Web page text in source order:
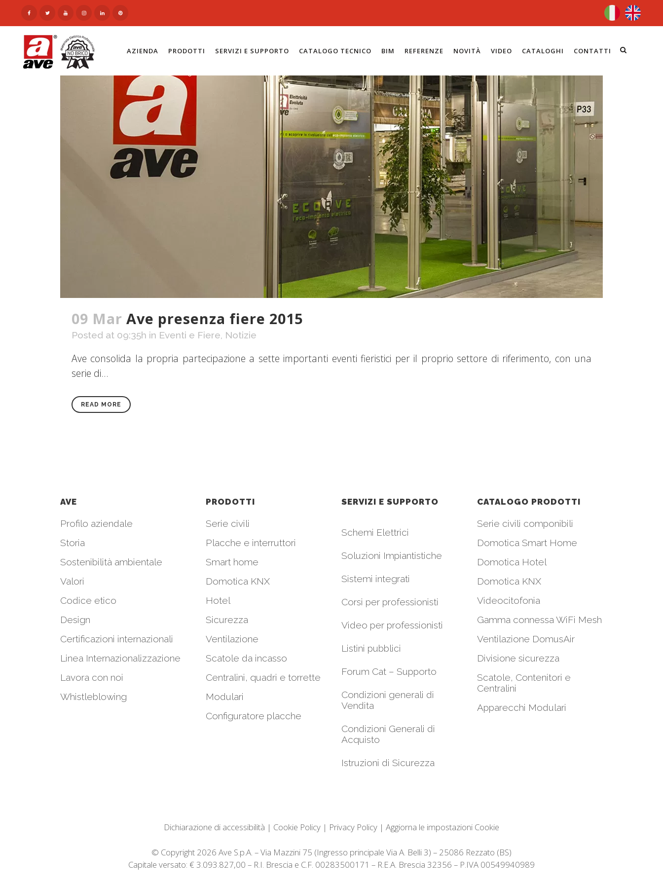
AZIENDA PRODOTTI SERVIZI E SUPPORTO CATALOGO TECNICO BIM REFERENZE NOVITÀ VIDEO CATALOGHI CONTATTI
09 Mar Ave presenza fiere 2015
Posted at 09:35h in Eventi e Fiere, Notizie
Ave consolida la propria partecipazione a sette importanti eventi fieristici per il proprio settore di riferimento, con una
serie di...
READ MORE
AVE
Profilo aziendale
Storia
Sostenibilità ambientale
Valori
Codice etico
Design
Certificazioni internazionali
Linea Internazionalizzazione
Lavora con noi
Whistleblowing
PRODOTTI
Serie civili
Placche e interruttori
Smart home
Domotica KNX
Hotel
Sicurezza
Ventilazione
Scatole da incasso
Centralini, quadri e torrette
Modulari
Configuratore placche
SERVIZI E SUPPORTO
Schemi Elettrici
Soluzioni Impiantistiche
Sistemi integrati
Corsi per professionisti
Video per professionisti
Listini pubblici
Forum Cat – Supporto
Condizioni generali di
Vendita
Condizioni Generali di
Acquisto
Istruzioni di Sicurezza
CATALOGO PRODOTTI
Serie civili componibili
Domotica Smart Home
Domotica Hotel
Domotica KNX
Videocitofonia
Gamma connessa WiFi Mesh
Ventilazione DomusAir
Divisione sicurezza
Scatole, Contenitori e
Centralini
Apparecchi Modulari
Dichiarazione di accessibilità | Cookie Policy | Privacy Policy | Aggiorna le impostazioni Cookie
© Copyright 2026 Ave S.p.A. – Via Mazzini 75 (Ingresso principale Via A. Belli 3) – 25086 Rezzato (BS)
Capitale versato: € 3.093.827,00 – R.I. Brescia e C.F. 00283500171 – R.E.A. Brescia 32356 – P.IVA 00549940989